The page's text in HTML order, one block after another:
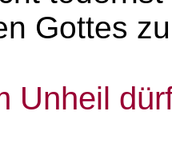
Gottes
Unheil